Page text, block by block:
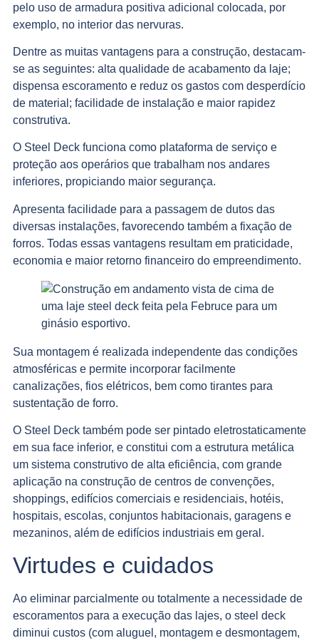
pelo uso de armadura positiva adicional colocada, por
exemplo, no interior das nervuras.
Dentre as muitas vantagens para a construção, destacam-
se as seguintes: alta qualidade de acabamento da laje;
dispensa escoramento e reduz os gastos com desperdício
de material; facilidade de instalação e maior rapidez
construtiva.
O Steel Deck funciona como plataforma de serviço e
proteção aos operários que trabalham nos andares
inferiores, propiciando maior segurança.
Apresenta facilidade para a passagem de dutos das
diversas instalações, favorecendo também a fixação de
forros. Todas essas vantagens resultam em praticidade,
economia e maior retorno financeiro do empreendimento.
Sua montagem é realizada independente das condições
atmosféricas e permite incorporar facilmente
canalizações, fios elétricos, bem como tirantes para
sustentação de forro.
O Steel Deck também pode ser pintado eletrostaticamente
em sua face inferior, e constitui com a estrutura metálica
um sistema construtivo de alta eficiência, com grande
aplicação na construção de centros de convenções,
shoppings, edifícios comerciais e residenciais, hotéis,
hospitais, escolas, conjuntos habitacionais, garagens e
mezaninos, além de edifícios industriais em geral.
Virtudes e cuidados
Ao eliminar parcialmente ou totalmente a necessidade de
escoramentos para a execução das lajes, o steel deck
diminui custos (com aluguel, montagem e desmontagem,